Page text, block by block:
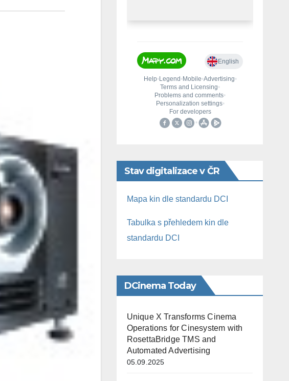
Stav digitalizace v ČR
Mapa kin dle standardu DCI
Tabulka s přehledem kin dle
standardu DCI
DCinema Today
Unique X Transforms Cinema
Operations for Cinesystem with
RosettaBridge TMS and
Automated Advertising
05.09.2025